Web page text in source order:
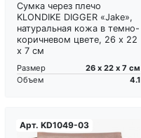
Сумка через плечо
KLONDIKE DIGGER «Jake»,
натуральная кожа в темно-
коричневом цвете, 26 x 22
x 7 см
Размер
26 х 22 х 7 см
Объем
4.1
Арт. KD1049-03